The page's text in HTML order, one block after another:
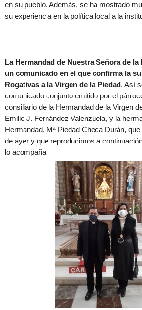
en su pueblo. Además, se ha mostrado
su experiencia en la política local a la
La Hermandad de Nuestra Señora de la
un comunicado en el que confirma la
Rogativas a la Virgen de la Piedad. Así
comunicado conjunto emitido por el
consiliario de la Hermandad de la Virgen
Emilio J. Fernández Valenzuela, y la
Hermandad, Mª Piedad Checa Durán,
de ayer y que reproducimos a
lo acompaña: